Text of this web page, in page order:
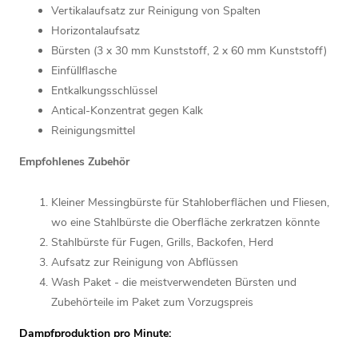
Vertikalaufsatz zur Reinigung von Spalten
Horizontalaufsatz
Bürsten (3 x 30 mm Kunststoff, 2 x 60 mm Kunststoff)
Einfüllflasche
Entkalkungsschlüssel
Antical-Konzentrat gegen Kalk
Reinigungsmittel
Empfohlenes Zubehör
Kleiner Messingbürste für Stahloberflächen und Fliesen,
wo eine Stahlbürste die Oberfläche zerkratzen könnte
Stahlbürste für Fugen, Grills, Backofen, Herd
Aufsatz zur Reinigung von Abflüssen
Wash Paket - die meistverwendeten Bürsten und
Zubehörteile im Paket zum Vorzugspreis
Dampfproduktion pro Minute: